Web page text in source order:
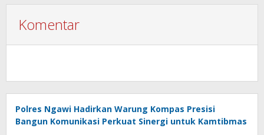
Komentar
Polres Ngawi Hadirkan Warung Kompas Presisi
Bangun Komunikasi Perkuat Sinergi untuk Kamtibmas